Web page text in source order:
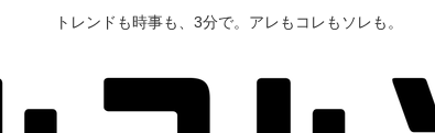
トレンドも時事も、3分で。アレもコレもソレも。